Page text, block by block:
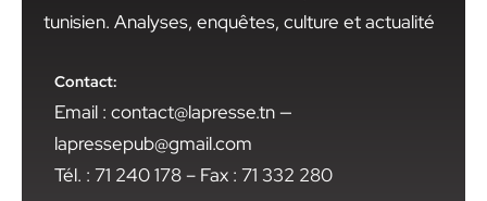
tunisien. Analyses, enquêtes, culture et actualité
Contact:
Email : contact@lapresse.tn —
lapressepub@gmail.com
Tél. : 71 240 178 – Fax : 71 332 280